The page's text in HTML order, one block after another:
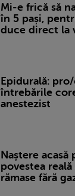
Mi-e frică să
în 5 pași,
duce direct la
Epidurală:
întrebările
anestezist
Naștere acasă
povestea
rămase fără